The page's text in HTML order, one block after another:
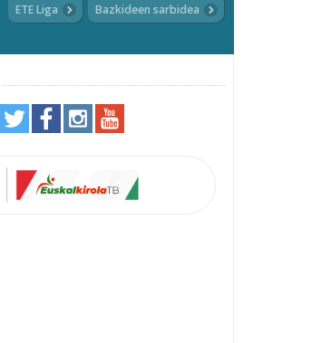
ETE Liga Bazkideen sarbidea